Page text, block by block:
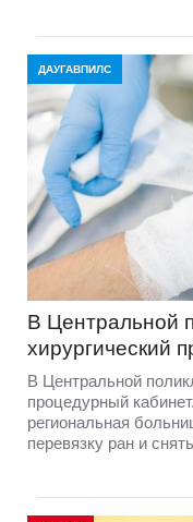
ДАУГАВПИЛС
В Центральной
хирургический
В Центральной
процедурный
региональная
перевязку ран и